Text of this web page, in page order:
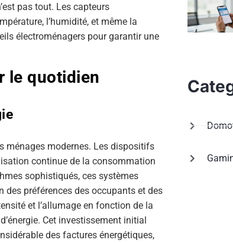
pas tout. Les capteurs
l’humidité, et même la
électroménagers pour garantir une
le quotidien
ménages modernes. Les dispositifs
continue de la consommation
sophistiqués, ces systèmes
préférences des occupants et des
et l’allumage en fonction de la
Cet investissement initial
des factures énergétiques,